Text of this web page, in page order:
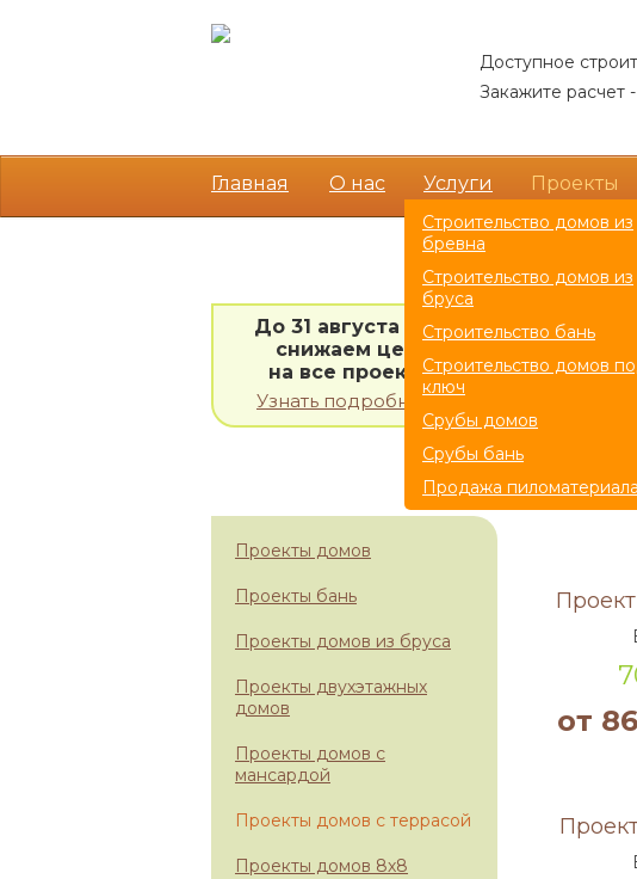
Доступное
Закажите расчет
Главная О нас Услуги
Строительство домов из
бревна
Строительство домов из
бруса
Строительство бань
Строительство домов
ключ
Срубы домов
Срубы бань
Продажа пиломатериала
Проекты
До 31 августа 2026
снижаем цены
на все проекты!
Узнать подробности
Проекты домов
Проекты бань
Проекты домов из бруса
Проекты двухэтажных
домов
Проекты домов с
мансардой
Проекты домов с террасой
Проекты домов 8х8
Акция!
от 1
от